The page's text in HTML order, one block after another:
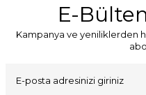
E-
Kampanya ve yeniliklerden